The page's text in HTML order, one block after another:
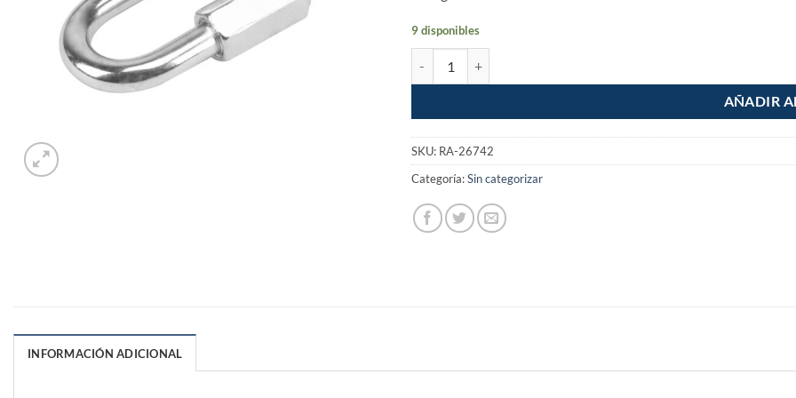
9 disponibles
AÑADIR
SKU: RA-26742
Categoría:Sin categorizar
INFORMACIÓN ADICIONAL